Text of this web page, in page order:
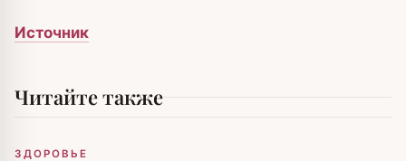
Источник
Читайте также
ЗДОРОВЬЕ